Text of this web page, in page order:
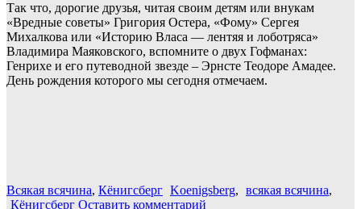
Так что, дорогие друзья, читая своим детям или внукам
«Вредные советы» Григория Остера, «Фому» Сергея
Михалкова или «Историю Власа — лентяя и лоботряса»
Владимира Маяковского, вспомните о двух Гофманах:
Генрихе и его путеводной звезде – Эрнсте Теодоре Амадее.
День рождения которого мы сегодня отмечаем.
Всякая всячина, Кёнигсберг Koenigsberg, всякая всячина,
Кёнигсберг Оставить комментарий